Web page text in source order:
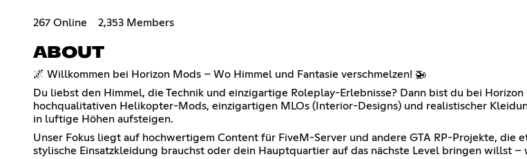
267 Online 2,353 Members
ABOUT
🌌 Willkommen bei Horizon Mods – Wo Himmel und Fantasie verschmelzen! 🚁
Du liebst den Himmel, die Technik und einzigartige Roleplay-Erlebnisse? Dann bist du bei
hochqualitativen Helikopter-Mods, einzigartigen MLOs (Interior-Designs) und realistischer
in luftige Höhen aufsteigen.
Unser Fokus liegt auf hochwertigem Content für FiveM-Server und andere GTA RP-Projekte, die
stylische Einsatzkleidung brauchst oder dein Hauptquartier auf das nächste Level bringen willst